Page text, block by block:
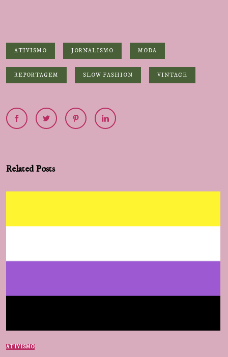
ATIVISMO JORNALISMO MODA
REPORTAGEM SLOW FASHION VINTAGE
Related Posts
ATIVISMO